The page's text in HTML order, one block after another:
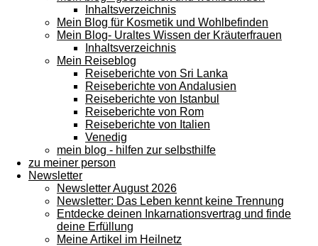
Inhaltsverzeichnis
Mein Blog für Kosmetik und Wohlbefinden
Mein Blog- Uraltes Wissen der Kräuterfrauen
Inhaltsverzeichnis
Mein Reiseblog
Reiseberichte von Sri Lanka
Reiseberichte von Andalusien
Reiseberichte von Istanbul
Reiseberichte von Rom
Reiseberichte von Italien
Venedig
mein blog - hilfen zur selbsthilfe
zu meiner person
Newsletter
Newsletter August 2026
Newsletter: Das Leben kennt keine Trennung
Entdecke deinen Inkarnationsvertrag und finde
deine Erfüllung
Meine Artikel im Heilnetz